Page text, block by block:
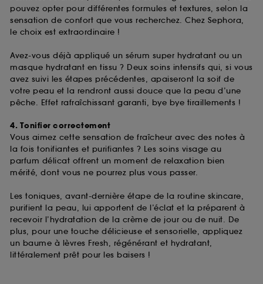
pouvez opter pour différentes formules et textures, selon la
sensation de confort que vous recherchez. Chez Sephora,
le choix est extraordinaire !
Avez-vous déjà appliqué un sérum super hydratant ou un
masque hydratant en tissu ? Deux soins intensifs qui, si vous
avez suivi les étapes précédentes, apaiseront la soif de
votre peau et la rendront aussi douce que la peau d’une
pêche. Effet rafraîchissant garanti, bye bye tiraillements !
4. Tonifier correctement
Vous aimez cette sensation de fraîcheur avec des notes à
la fois tonifiantes et purifiantes ? Les soins visage au
parfum délicat offrent un moment de relaxation bien
mérité, dont vous ne pourrez plus vous passer.
Les toniques, avant-dernière étape de la routine skincare,
purifient la peau, lui apportent de l’éclat et la préparent à
recevoir l’hydratation de la crème de jour ou de nuit. De
plus, pour une touche délicieuse et sensorielle, appliquez
un baume à lèvres Fresh, régénérant et hydratant,
littéralement prêt pour les baisers !